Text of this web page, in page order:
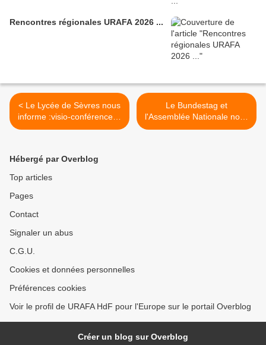
Rencontres régionales URAFA 2026 ...
< Le Lycée de Sèvres nous
informe :visio-conférence le
22 janvier - L'Europe et
Le Bundestag et
l'Assemblée Nationale nous
informent : en direct à
Hébergé par Overblog
Top articles
Pages
Contact
Signaler un abus
C.G.U.
Cookies et données personnelles
Préférences cookies
Voir le profil de URAFA HdF pour l'Europe sur le portail Overblog
Créer un blog sur Overblog